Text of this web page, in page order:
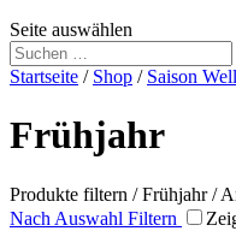
Seite auswählen
Startseite / Shop / Saison Well
Frühjahr
Produkte filtern /Frühjahr /
Nach Auswahl Filtern